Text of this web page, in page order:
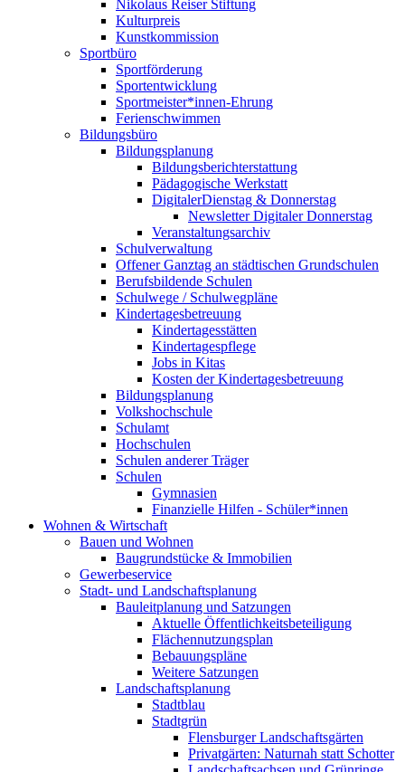
Nikolaus Reiser Stiftung
Kulturpreis
Kunstkommission
Sportbüro
Sportförderung
Sportentwicklung
Sportmeister*innen-Ehrung
Ferienschwimmen
Bildungsbüro
Bildungsplanung
Bildungsberichterstattung
Pädagogische Werkstatt
DigitalerDienstag & Donnerstag
Newsletter Digitaler Donnerstag
Veranstaltungsarchiv
Schulverwaltung
Offener Ganztag an städtischen Grundschulen
Berufsbildende Schulen
Schulwege / Schulwegpläne
Kindertagesbetreuung
Kindertagesstätten
Kindertagespflege
Jobs in Kitas
Kosten der Kindertagesbetreuung
Bildungsplanung
Volkshochschule
Schulamt
Hochschulen
Schulen anderer Träger
Schulen
Gymnasien
Finanzielle Hilfen - Schüler*innen
Wohnen & Wirtschaft
Bauen und Wohnen
Baugrundstücke & Immobilien
Gewerbeservice
Stadt- und Landschaftsplanung
Bauleitplanung und Satzungen
Aktuelle Öffentlichkeitsbeteiligung
Flächennutzungsplan
Bebauungspläne
Weitere Satzungen
Landschaftsplanung
Stadtblau
Stadtgrün
Flensburger Landschaftsgärten
Privatgärten: Naturnah statt Schotter